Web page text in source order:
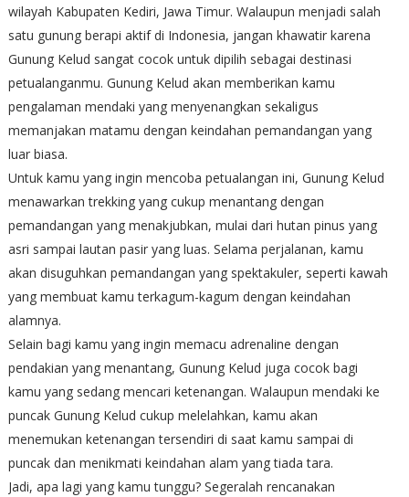
wilayah Kabupaten Kediri, Jawa Timur. Walaupun menjadi salah
satu gunung berapi aktif di Indonesia, jangan khawatir karena
Gunung Kelud sangat cocok untuk dipilih sebagai destinasi
petualanganmu. Gunung Kelud akan memberikan kamu
pengalaman mendaki yang menyenangkan sekaligus
memanjakan matamu dengan keindahan pemandangan yang
luar biasa.
Untuk kamu yang ingin mencoba petualangan ini, Gunung Kelud
menawarkan trekking yang cukup menantang dengan
pemandangan yang menakjubkan, mulai dari hutan pinus yang
asri sampai lautan pasir yang luas. Selama perjalanan, kamu
akan disuguhkan pemandangan yang spektakuler, seperti kawah
yang membuat kamu terkagum-kagum dengan keindahan
alamnya.
Selain bagi kamu yang ingin memacu adrenaline dengan
pendakian yang menantang, Gunung Kelud juga cocok bagi
kamu yang sedang mencari ketenangan. Walaupun mendaki ke
puncak Gunung Kelud cukup melelahkan, kamu akan
menemukan ketenangan tersendiri di saat kamu sampai di
puncak dan menikmati keindahan alam yang tiada tara.
Jadi, apa lagi yang kamu tunggu? Segeralah rencanakan